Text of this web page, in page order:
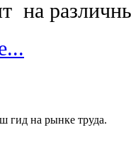
на
гид на рынке труда.